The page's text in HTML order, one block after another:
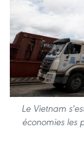
Le Vietnam
économies les